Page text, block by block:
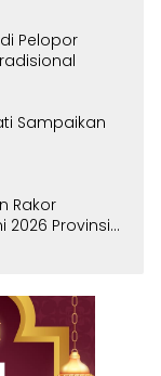
Pelopor
Sampaikan
Rakor
2026 Provinsi